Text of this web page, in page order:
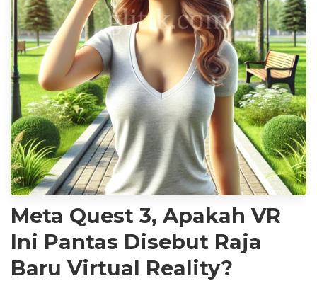
Meta Quest 3, Apakah VR
Ini Pantas Disebut Raja
Baru Virtual Reality?